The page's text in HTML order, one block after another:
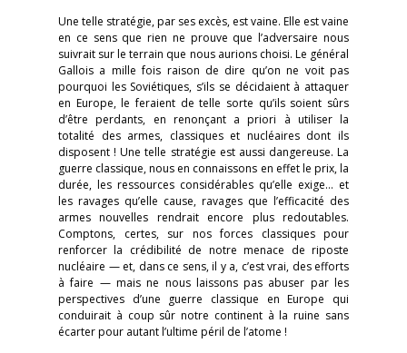
Une telle stratégie, par ses excès, est vaine. Elle est vaine
en ce sens que rien ne prouve que l’adversaire nous
suivrait sur le terrain que nous aurions choisi. Le général
Gallois a mille fois raison de dire qu’on ne voit pas
pourquoi les Soviétiques, s’ils se décidaient à attaquer
en Europe, le feraient de telle sorte qu’ils soient sûrs
d’être perdants, en renonçant a priori à utiliser la
totalité des armes, classiques et nucléaires dont ils
disposent ! Une telle stratégie est aussi dangereuse. La
guerre classique, nous en connaissons en effet le prix, la
durée, les ressources considérables qu’elle exige… et
les ravages qu’elle cause, ravages que l’efficacité des
armes nouvelles rendrait encore plus redoutables.
Comptons, certes, sur nos forces classiques pour
renforcer la crédibilité de notre menace de riposte
nucléaire — et, dans ce sens, il y a, c’est vrai, des efforts
à faire — mais ne nous laissons pas abuser par les
perspectives d’une guerre classique en Europe qui
conduirait à coup sûr notre continent à la ruine sans
écarter pour autant l’ultime péril de l’atome !